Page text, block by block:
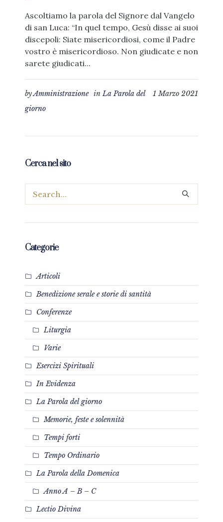
Ascoltiamo la parola del Signore dal Vangelo
di san Luca: “In quel tempo, Gesù disse ai suoi
discepoli: Siate misericordiosi, come il Padre
vostro è misericordioso. Non giudicate e non
sarete giudicati...
1 Marzo 2021
byAmministrazione inLa Parola del
giorno
Cerca nel sito
Categorie
Articoli
Benedizione serale e storie di santità
Conferenze
Liturgia
Varie
Esercizi Spirituali
In Evidenza
La Parola del giorno
Memorie, feste e solennità
Tempi forti
Tempo Ordinario
La Parola della Domenica
Anno A – B – C
Lectio Divina